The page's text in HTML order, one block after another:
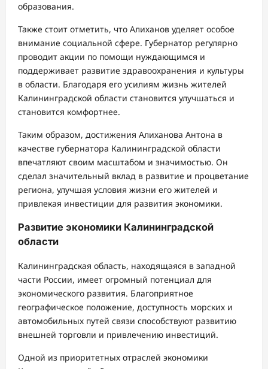
образования.
Также стоит отметить, что Алиханов уделяет особое
внимание социальной сфере. Губернатор регулярно
проводит акции по помощи нуждающимся и
поддерживает развитие здравоохранения и культуры
в области. Благодаря его усилиям жизнь жителей
Калининградской области становится улучшаться и
становится комфортнее.
Таким образом, достижения Алиханова Антона в
качестве губернатора Калининградской области
впечатляют своим масштабом и значимостью. Он
сделал значительный вклад в развитие и процветание
региона, улучшая условия жизни его жителей и
привлекая инвестиции для развития экономики.
Развитие экономики Калининградской
области
Калининградская область, находящаяся в западной
части России, имеет огромный потенциал для
экономического развития. Благоприятное
географическое положение, доступность морских и
автомобильных путей связи способствуют развитию
внешней торговли и привлечению инвестиций.
Одной из приоритетных отраслей экономики